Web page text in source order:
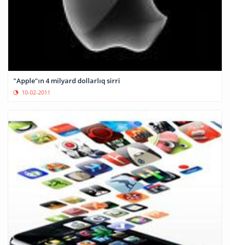
"Apple"ın 4 milyard dollarlıq sirri
10-02-2011